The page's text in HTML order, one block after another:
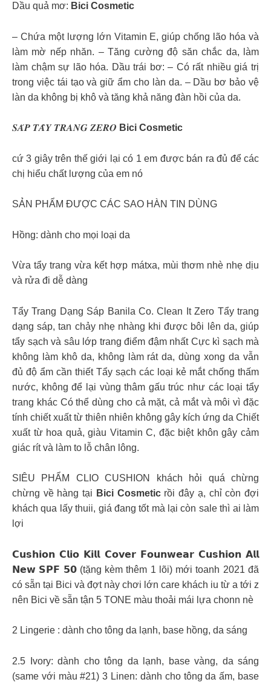
Dầu quả mơ: Bici Cosmetic
– Chứa một lượng lớn Vitamin E, giúp chống lão hóa và
làm mờ nếp nhăn. – Tăng cường độ săn chắc da, làm
làm chậm sự lão hóa. Dầu trái bơ: – Có rất nhiều giá trị
trong việc tái tạo và giữ ẩm cho làn da. – Dầu bơ bảo vệ
làn da không bị khô và tăng khả năng đàn hồi của da.
𝑺𝑨́𝑷 𝑻𝑨̂̉𝒀 𝑻𝑹𝑨𝑵𝑮 𝒁𝑬𝑹𝑶 Bici Cosmetic
cứ 3 giây trên thế giới lại có 1 em được bán ra đủ để các
chị hiểu chất lượng của em nó
SẢN PHẨM ĐƯỢC CÁC SAO HÀN TIN DÙNG
Hồng: dành cho mọi loại da
Vừa tẩy trang vừa kết hợp mátxa, mùi thơm nhè nhẹ dịu
và rửa đi dễ dàng
Tẩy Trang Dạng Sáp Banila Co. Clean It Zero Tẩy trang
dạng sáp, tan chảy nhẹ nhàng khi được bôi lên da, giúp
tẩy sạch và sâu lớp trang điểm đậm nhất Cực kì sạch mà
không làm khô da, không làm rát da, dùng xong da vẫn
đủ độ ẩm cần thiết Tẩy sạch các loại kẻ mắt chống thấm
nước, không để lại vùng thâm gấu trúc như các loại tẩy
trang khác Có thể dùng cho cả mặt, cả mắt và môi vì đặc
tính chiết xuất từ thiên nhiên không gây kích ứng da Chiết
xuất từ hoa quả, giàu Vitamin C, đặc biệt khôn gây cảm
giác rít và làm to lỗ chân lông.
SIÊU PHẨM CLIO CUSHION khách hỏi quá chừng
chừng về hàng tại Bici Cosmetic rồi đây ạ, chỉ còn đợi
khách qua lấy thuii, giá đang tốt mà lại còn sale thì ai làm
lợi
𝗖𝘂𝘀𝗵𝗶𝗼𝗻 𝗖𝗹𝗶𝗼 𝗞𝗶𝗹𝗹 𝗖𝗼𝘃𝗲𝗿 𝗙𝗼𝘂𝗻𝘄𝗲𝗮𝗿 𝗖𝘂𝘀𝗵𝗶𝗼𝗻 𝗔𝗹𝗹
𝗡𝗲𝘄 𝗦𝗣𝗙 𝟱𝟬 (tặng kèm thêm 1 lõi) mới toanh 2021 đã
có sẵn tại Bici và đợt này chơi lớn care khách iu từ a tới z
nên Bici về sẵn tận 5 TONE màu thoải mái lựa chonn nè
2 Lingerie : dành cho tông da lạnh, base hồng, da sáng
2.5 Ivory: dành cho tông da lạnh, base vàng, da sáng
(same với màu #21) 3 Linen: dành cho tông da ấm, base